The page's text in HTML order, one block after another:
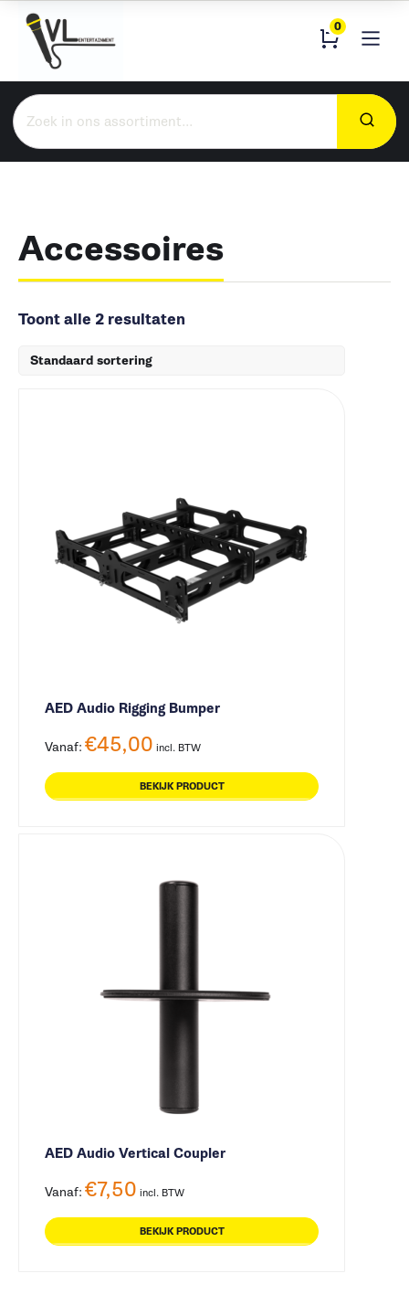
0
Zoeken
naar:
Accessoires
Toont alle 2 resultaten
AED Audio Rigging Bumper
Vanaf: €45,00 incl. BTW
BEKIJK PRODUCT
AED Audio Vertical Coupler
Vanaf: €7,50 incl. BTW
BEKIJK PRODUCT